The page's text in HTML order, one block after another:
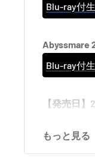
Blu-ray付
Abyssmare
Blu-ray付
【発売日】
世界中を揺
もっと見る